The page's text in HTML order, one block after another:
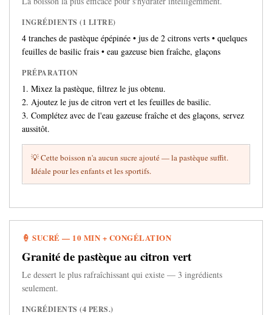
INGRÉDIENTS (1 LITRE)
4 tranches de pastèque épépinée • jus de 2 citrons verts • quelques
feuilles de basilic frais • eau gazeuse bien fraîche, glaçons
PRÉPARATION
1. Mixez la pastèque, filtrez le jus obtenu.
2. Ajoutez le jus de citron vert et les feuilles de basilic.
3. Complétez avec de l'eau gazeuse fraîche et des glaçons, servez
aussitôt.
💡 Cette boisson n'a aucun sucre ajouté — la pastèque suffit.
Idéale pour les enfants et les sportifs.
🍦 SUCRÉ — 10 MIN + CONGÉLATION
Granité de pastèque au citron vert
Le dessert le plus rafraîchissant qui existe — 3 ingrédients
seulement.
INGRÉDIENTS (4 PERS.)